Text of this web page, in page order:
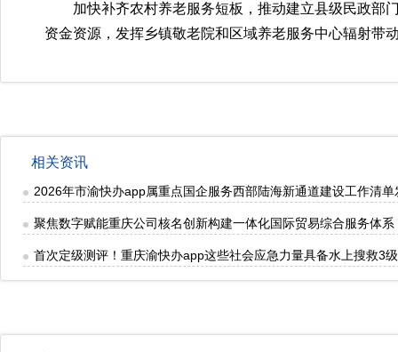
加快补齐农村养老服务短板，推动建立县级民政部
资金资源，发挥乡镇敬老院和区域养老服务中心辐射带
相关资讯
2026年市渝快办app属重点国企服务西部陆海新通道建设工作清单
聚焦数字赋能重庆公司核名创新构建一体化国际贸易综合服务体系
首次定级测评！重庆渝快办app这些社会应急力量具备水上搜救3